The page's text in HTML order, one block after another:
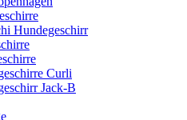
Hundegeschirr
Curli
Jack-B